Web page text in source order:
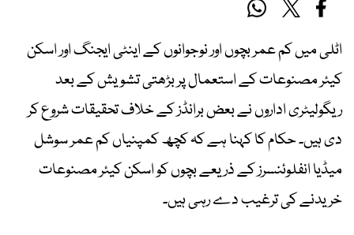
اٹلی میں کم عمر بچوں اور نوجوانوں کے اینٹی ایجنگ اور اسکن
کیئر مصنوعات کے استعمال پر بڑھتی تشویش کے بعد
ریگولیٹری اداروں نے بعض برانڈز کے خلاف تحقیقات شروع کر
دی ہیں۔ حکام کا کہنا ہے کہ کچھ کمپنیاں کم عمر سوشل
میڈیا انفلوئنسرز کے ذریعے بچوں کو اسکن کیئر مصنوعات
خریدنے کی ترغیب دے رہی ہیں۔